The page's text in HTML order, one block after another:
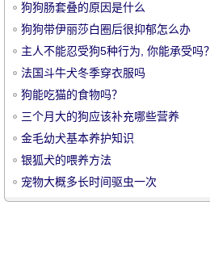
宠
狗狗肠套叠的原因是什么
狗狗带伊丽莎白圈后很抑郁怎么办
主人不能忍受狗5种行为, 你能承受吗？
法国斗牛犬冬季穿衣服吗
狗能吃猫的食物吗？
三个月大的狗应该补充哪些营养
金毛幼犬基本养护知识
银狐犬的喂养方法
宠物大概多长时间驱虫一次